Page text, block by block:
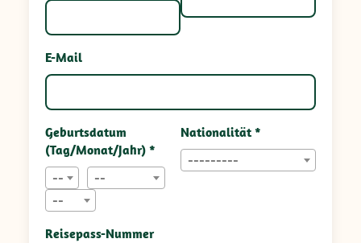
E-Mail
Geburtsdatum
(Tag/Monat/Jahr) *
--
--
--
Nationalität *
---------
Reisepass-Nummer